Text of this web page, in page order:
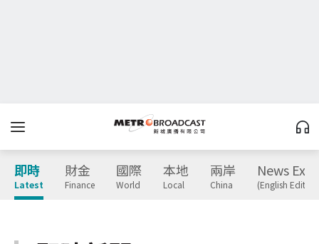
即時
Latest
財金
Finance
國際
World
本地
Local
兩岸
China
News
(English